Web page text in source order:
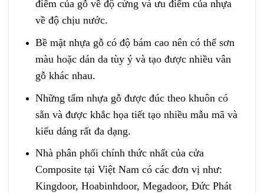
điểm của gỗ về độ cứng và ưu điểm của nhựa
về độ chịu nước.
Bề mặt nhựa gỗ có độ bám cao nên có thể sơn
màu hoặc dán da tùy ý và tạo được nhiều vân
gỗ khác nhau.
Những tấm nhựa gỗ được đúc theo khuôn có
sẵn và được khắc họa tiết tạo nhiều mẫu mã và
kiểu dáng rất đa dạng.
Nhà phân phối chính thức nhất của cửa
Composite tại Việt Nam có các đơn vị như:
Kingdoor, Hoabinhdoor, Megadoor, Đức Phát